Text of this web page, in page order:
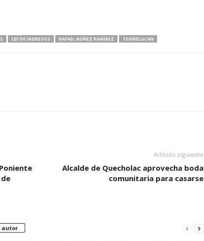
LEY DE INGRESOS RAFAEL NÚÑEZ RAMÍREZ TEXMELUCAN
Artículo siguiente
Alcalde de Quecholac aprovecha boda
comunitaria para casarse
autor